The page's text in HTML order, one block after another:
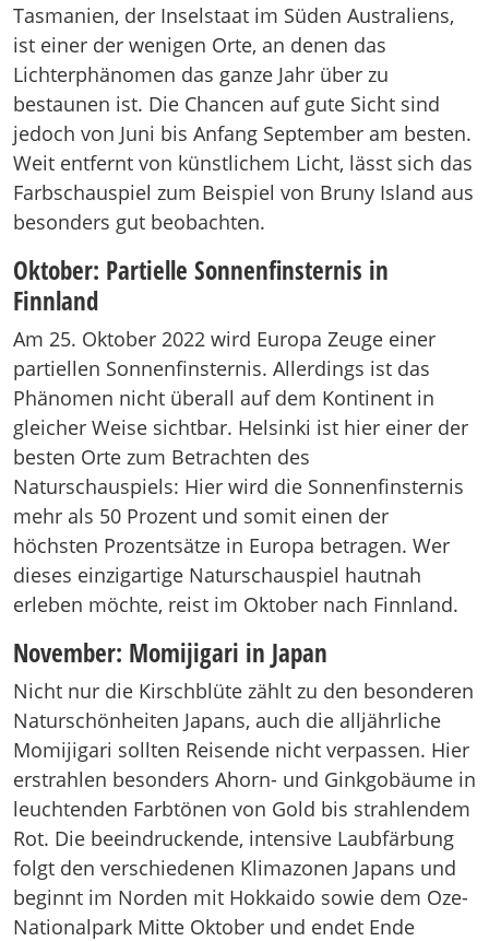
Tasmanien, der Inselstaat im Süden Australiens,
ist einer der wenigen Orte, an denen das
Lichterphänomen das ganze Jahr über zu
bestaunen ist. Die Chancen auf gute Sicht sind
jedoch von Juni bis Anfang September am besten.
Weit entfernt von künstlichem Licht, lässt sich das
Farbschauspiel zum Beispiel von Bruny Island aus
besonders gut beobachten.
Oktober: Partielle Sonnenfinsternis in
Finnland
Am 25. Oktober 2022 wird Europa Zeuge einer
partiellen Sonnenfinsternis. Allerdings ist das
Phänomen nicht überall auf dem Kontinent in
gleicher Weise sichtbar. Helsinki ist hier einer der
besten Orte zum Betrachten des
Naturschauspiels: Hier wird die Sonnenfinsternis
mehr als 50 Prozent und somit einen der
höchsten Prozentsätze in Europa betragen. Wer
dieses einzigartige Naturschauspiel hautnah
erleben möchte, reist im Oktober nach Finnland.
November: Momijigari in Japan
Nicht nur die Kirschblüte zählt zu den besonderen
Naturschönheiten Japans, auch die alljährliche
Momijigari sollten Reisende nicht verpassen. Hier
erstrahlen besonders Ahorn- und Ginkgobäume in
leuchtenden Farbtönen von Gold bis strahlendem
Rot. Die beeindruckende, intensive Laubfärbung
folgt den verschiedenen Klimazonen Japans und
beginnt im Norden mit Hokkaido sowie dem Oze-
Nationalpark Mitte Oktober und endet Ende